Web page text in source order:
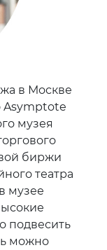
в Москве
Asymptote
музея
биржи
театра
музее
подвесить
можно